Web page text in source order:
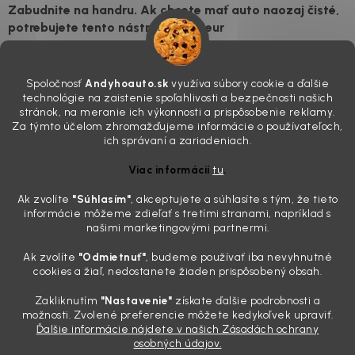
Spoločnosť Andyhoauto.sk využíva súbory cookie a ďalšie
technológie na zaistenie spoľahlivosti a bezpečnosti našich
stránok, na meranie ich výkonnosti a prispôsobenie reklamy.
Za týmto účelom zhromažďujeme informácie o používateľoch,
ich správaní a zariadeniach.
Viac informáciítu.
Ak zvolíte "Súhlasím", akceptujete a súhlasíte s tým, že tieto
informácie môžeme zdieľať s tretími stranami, napríklad s
našimi marketingovými partnermi.
Ak zvolíte "Odmietnuť", budeme používať iba nevyhnutné
cookies a žiaľ, nedostanete žiaden prispôsobený obsah.
Zakliknutím "Nastavenie" získate ďalšie podrobnosti a
možnosti. Zvolené preferencie môžete kedykoľvek upraviť.
Ďalšie informácie nájdete v našich Zásadách ochrany
osobných údajov.
Zabudnite na handru. Ak chcete mať auto naozaj čisté,
potrebujete tento nástroj za pár eur
„upratanom“ aute, no pri pohľade na palubnú dosku vás ide poraziť. V
mriežkach ventilácie, okolo tlačidiel a v švíkoch sedačiek na vás stále
drzo pozerá prach. Handra ani vysávač tam jednodu...
Detailing nemusí stáť výplatu: 5 kúskov autokozmetiky,
Sobotné ráno, káva v ruke a pred vami zaprášená kapota. Pre
niekoho nuda, pre nás najlepší relax. Lenže keď si v košíku spočítate
všetky tie fľaštičky, šampóny a utierky, výsledná suma vie poriadne
pokaziť náladu. Dobrá správa je, že aj profi výbava ...
Zabudnite na šmuhy: 7 overených vychytávok, ktoré z
28.7.2026
Poznáte ten pocit. Sobota ráno, slnko sa oprie do laku a vy namiesto
radosti vidíte len šedý povlak, zaschnuté kvapky a kolesá čierne od